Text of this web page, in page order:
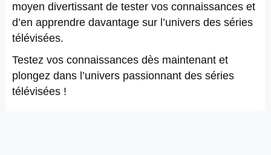
moyen divertissant de tester vos connaissances et
d’en apprendre davantage sur l’univers des séries
télévisées.
Testez vos connaissances dès maintenant et
plongez dans l’univers passionnant des séries
télévisées !